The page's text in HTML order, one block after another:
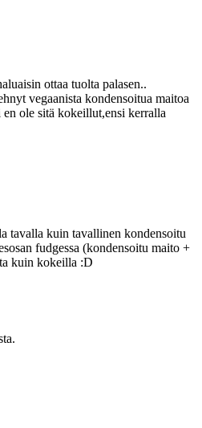
ottaa tuolta palasen..
vegaanista kondensoitua maitoa
ole sitä kokeillut,ensi kerralla
tavalla kuin tavallinen kondensoitu
fudgessa (kondensoitu maito +
kuin kokeilla :D